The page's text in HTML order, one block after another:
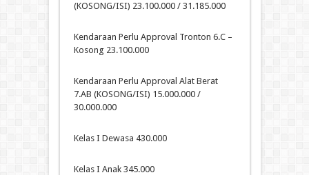
(KOSONG/ISI) 23.100.000 / 31.185.000
Kendaraan Perlu Approval Tronton 6.C –
Kosong 23.100.000
Kendaraan Perlu Approval Alat Berat
7.AB (KOSONG/ISI) 15.000.000 /
30.000.000
Kelas I Dewasa 430.000
Kelas I Anak 345.000